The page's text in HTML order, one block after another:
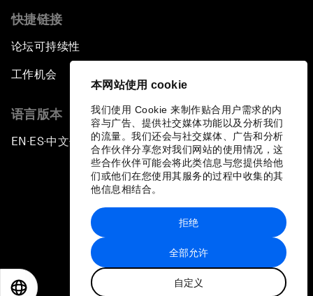
本网站使用 cookie
我们使用 Cookie 来制作贴合用户需求的内
容与广告、提供社交媒体功能以及分析我们
的流量。我们还会与社交媒体、广告和分析
合作伙伴分享您对我们网站的使用情况，这
些合作伙伴可能会将此类信息与您提供给他
们或他们在您使用其服务的过程中收集的其
他信息相结合。
全部允许
自定义
拒绝
快捷链接
论坛可持续性
工作机会
语言版本
EN ▪ES▪中文▪ 日本語
站点地图
世界经济论坛